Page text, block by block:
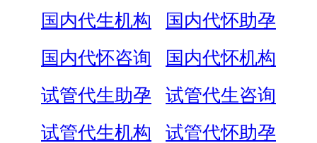
国内代生机构
国内代怀助孕
国内代怀咨询
国内代怀机构
试管代生助孕
试管代生咨询
试管代生机构
试管代怀助孕